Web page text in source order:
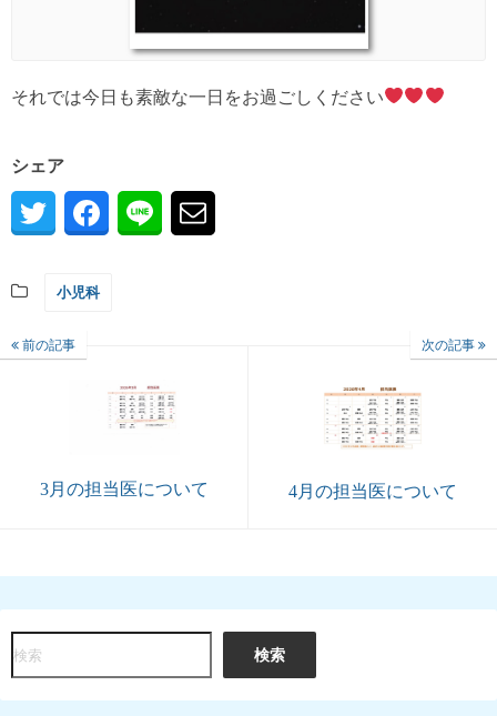
それでは今日も素敵な一日をお過ごしください
シェア
小児科
前の記事
3月の担当医について
次の記事
4月の担当医について
検
索
検索